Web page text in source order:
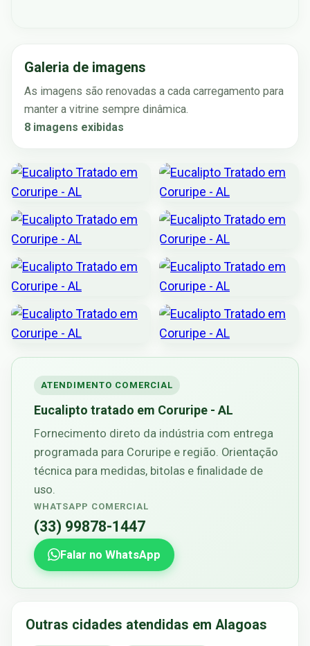
Galeria de imagens
As imagens são renovadas a cada carregamento para
manter a vitrine sempre dinâmica.
8 imagens exibidas
ATENDIMENTO COMERCIAL
Eucalipto tratado em Coruripe - AL
Fornecimento direto da indústria com entrega
programada para Coruripe e região. Orientação
técnica para medidas, bitolas e finalidade de
uso.
WHATSAPP COMERCIAL
(33) 99878-1447
Falar no WhatsApp
Outras cidades atendidas em Alagoas